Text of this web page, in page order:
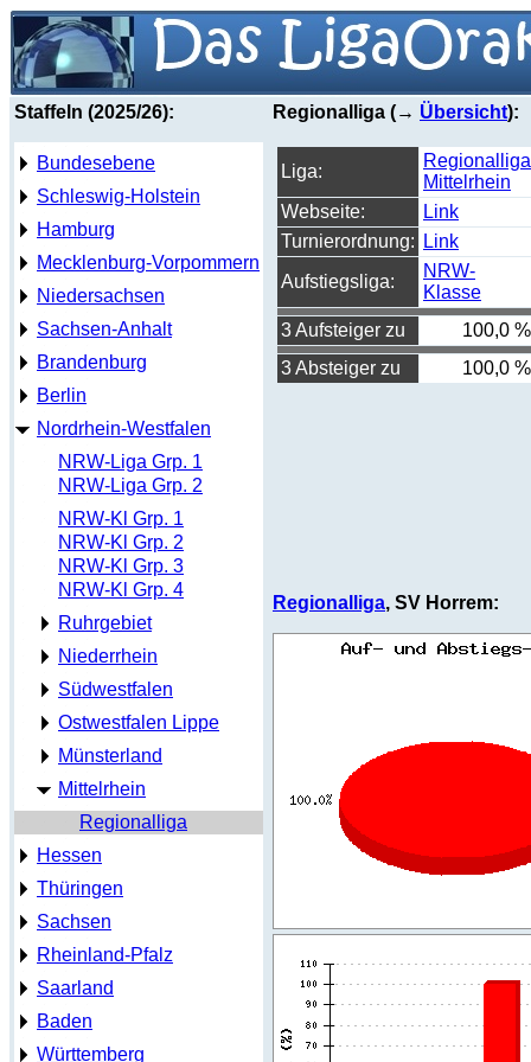
Staffeln (2025/26):
Bundesebene
Schleswig-Holstein
Hamburg
Mecklenburg-Vorpommern
Niedersachsen
Sachsen-Anhalt
Brandenburg
Berlin
Nordrhein-Westfalen
NRW-Liga Grp. 1
NRW-Liga Grp. 2
NRW-Kl Grp. 1
NRW-Kl Grp. 2
NRW-Kl Grp. 3
NRW-Kl Grp. 4
Ruhrgebiet
Niederrhein
Südwestfalen
Ostwestfalen Lippe
Münsterland
Mittelrhein
Regionalliga
Hessen
Thüringen
Sachsen
Rheinland-Pfalz
Saarland
Baden
Württemberg
Regionalliga (→ Übersicht):
Liga:
Regionalliga
Mittelrhein
Webseite:
Link
Turnierordnung:
Link
Aufstiegsliga:
NRW-
Klasse
3 Aufsteiger zu
100,0 %
3 Absteiger zu
100,0 %
Regionalliga, SV Horrem: